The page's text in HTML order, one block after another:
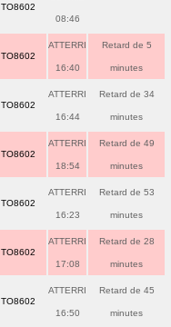
TO8602
08:46
TO8602
ATTERRI
16:40
Retard de 5
minutes
TO8602
ATTERRI
16:44
Retard de 34
minutes
TO8602
ATTERRI
18:54
Retard de 49
minutes
TO8602
ATTERRI
16:23
Retard de 53
minutes
TO8602
ATTERRI
17:08
Retard de 28
minutes
TO8602
ATTERRI
16:50
Retard de 45
minutes